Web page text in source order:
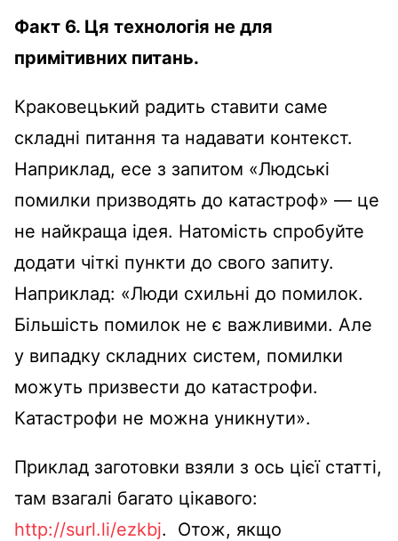
Факт 6. Ця технологія не для
примітивних питань.
Краковецький радить ставити саме
складні питання та надавати контекст.
Наприклад, есе з запитом «Людські
помилки призводять до катастроф» — це
не найкраща ідея. Натомість спробуйте
додати чіткі пункти до свого запиту.
Наприклад: «Люди схильні до помилок.
Більшість помилок не є важливими. Але
у випадку складних систем, помилки
можуть призвести до катастрофи.
Катастрофи не можна уникнути».
Приклад заготовки взяли з ось цієї статті,
там взагалі багато цікавого:
http://surl.li/ezkbj. Отож, якщо